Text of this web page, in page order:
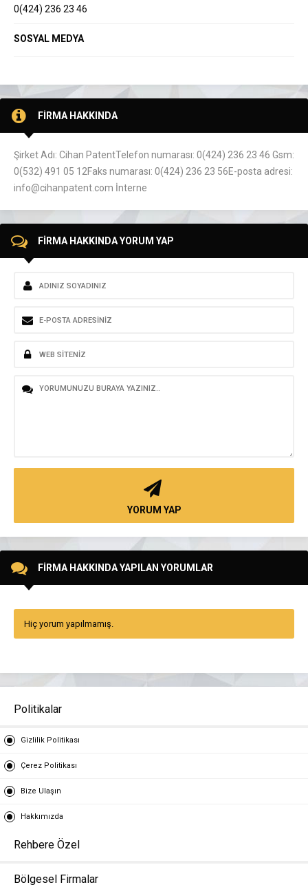
0(424) 236 23 46
SOSYAL MEDYA
FİRMA HAKKINDA
Şirket Adı: Cihan PatentTelefon numarası: 0(424) 236 23 46 Gsm:
0(532) 491 05 12Faks numarası: 0(424) 236 23 56E-posta adresi:
info@cihanpatent.com İnterne
FİRMA HAKKINDA YORUM YAP
YORUM YAP
FİRMA HAKKINDA YAPILAN YORUMLAR
Hiç yorum yapılmamış.
Politikalar
Gizlilik Politikası
Çerez Politikası
Bize Ulaşın
Hakkımızda
Rehbere Özel
Bölgesel Firmalar